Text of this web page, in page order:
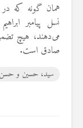
همان گونه که در
نسل پیامبر
می‌دهند، هیچ
صادق است.
سید، حسین و